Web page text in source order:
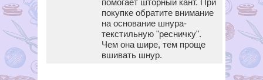
помогает шторный кант. При
покупке обратите внимание
на основание шнура-
текстильную "ресничку".
Чем она шире, тем проще
вшивать шнур.